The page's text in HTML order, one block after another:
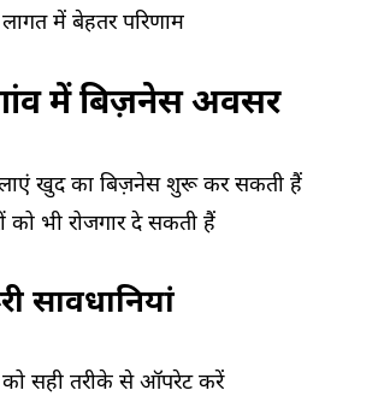
में बेहतर परिणाम
में बिज़नेस अवसर
खुद का बिज़नेस शुरू कर सकती हैं
को भी रोजगार दे सकती हैं
सावधानियां
को सही तरीके से ऑपरेट करें